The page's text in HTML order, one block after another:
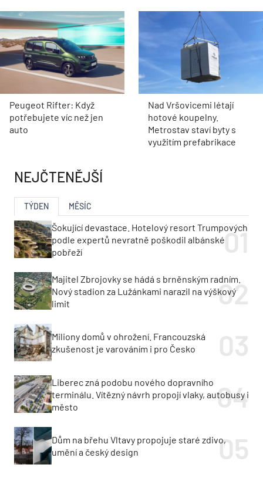
Peugeot Rifter: Když
potřebujete víc než jen
auto
Nad Vršovicemi létají
hotové koupelny.
Metrostav staví byty s
využitím prefabrikace
NEJČTENĚJŠÍ
TÝDEN MĚSÍC
Šokující devastace. Hotelový resort Trumpových
podle expertů nevratně poškodil albánské
pobřeží
Majitel Zbrojovky se hádá s brněnským radním.
Nový stadion za Lužánkami narazil na výškový
limit
Miliony domů v ohrožení. Francouzská
zkušenost je varováním i pro Česko
Liberec zná podobu nového dopravního
terminálu. Vítězný návrh propojí vlaky, autobusy i
město
Dům na břehu Vltavy propojuje staré zdivo,
umění a český design